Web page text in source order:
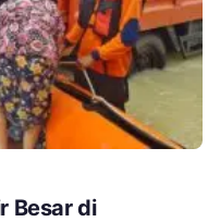
Besar di